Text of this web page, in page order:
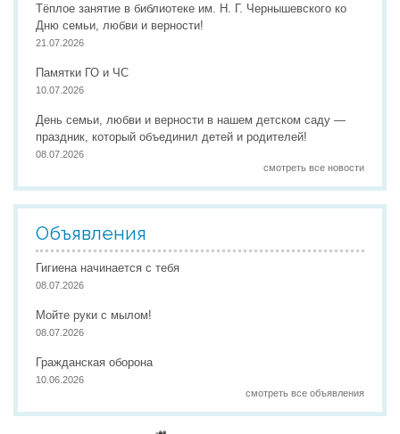
Тёплое занятие в библиотеке им. Н. Г. Чернышевского ко
Дню семьи, любви и верности!
21.07.2026
Памятки ГО и ЧС
10.07.2026
День семьи, любви и верности в нашем детском саду —
праздник, который объединил детей и родителей!
08.07.2026
смотреть все новости
Объявления
Гигиена начинается с тебя
08.07.2026
Мойте руки с мылом!
08.07.2026
Гражданская оборона
10.06.2026
смотреть все объявления